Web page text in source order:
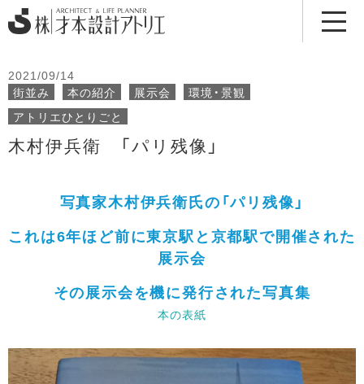
2021/09/14
街並み 本の紹介 展示会
環境・景観
アトリエひとりごと
木村伊兵衛 「パリ残像」
写真家木村伊兵衛氏の「パリ残像」
これは6年ほど前に東京駅と京都駅で開催された
展示会
その展示会を機に発行された写真集
本の表紙